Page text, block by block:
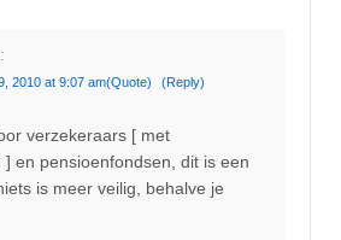
2010 at 9:07 am(Quote) (Reply)
verzekeraars [ met
en pensioenfondsen, dit is een
is meer veilig, behalve je